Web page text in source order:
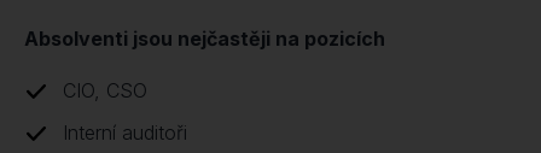
Absolventi jsou nejčastěji na pozicích
CIO, CSO
Interní auditoři